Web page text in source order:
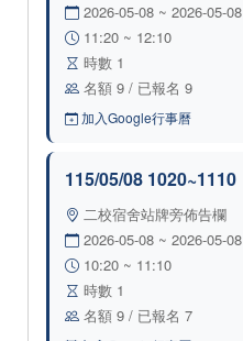
2026-05-08 ~ 2026-05-08
11:20 ~ 12:10
時數 1
名額 9 / 已報名 9
加入Google行事曆
115/05/08 1020~1110
二校宿舍站牌旁佈告欄
2026-05-08 ~ 2026-05-08
10:20 ~ 11:10
時數 1
名額 9 / 已報名 7